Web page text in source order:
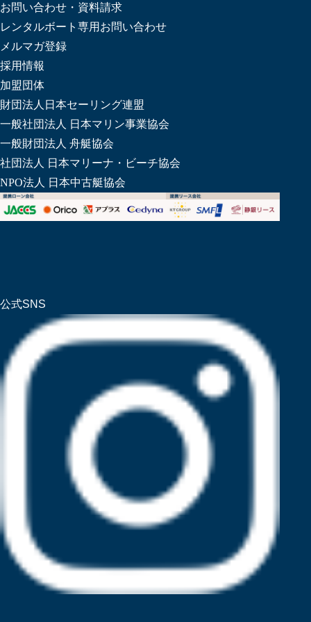
お問い合わせ・資料請求
レンタルボート専用お問い合わせ
メルマガ登録
採用情報
加盟団体
財団法人日本セーリング連盟
一般社団法人 日本マリン事業協会
一般財団法人 舟艇協会
社団法人 日本マリーナ・ビーチ協会
NPO法人 日本中古艇協会
公式SNS